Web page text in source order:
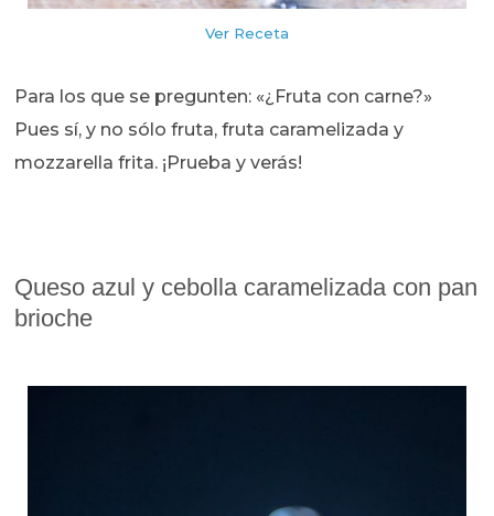
Ver Receta
Para los que se pregunten: «¿Fruta con carne?»
Pues sí, y no sólo fruta, fruta caramelizada y
mozzarella frita. ¡Prueba y verás!
Queso azul y cebolla caramelizada con pan
brioche